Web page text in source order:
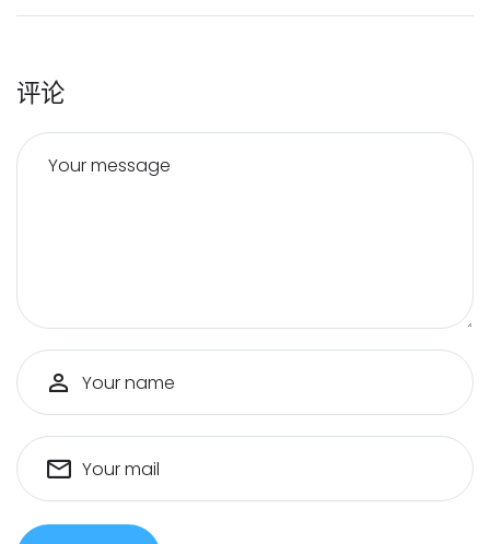
评论
Your message
Your name
Your mail